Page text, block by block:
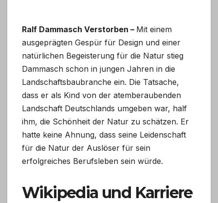
Ralf Dammasch Verstorben – Mit einem
ausgeprägten Gespür für Design und einer
natürlichen Begeisterung für die Natur stieg
Dammasch schon in jungen Jahren in die
Landschaftsbaubranche ein. Die Tatsache,
dass er als Kind von der atemberaubenden
Landschaft Deutschlands umgeben war, half
ihm, die Schönheit der Natur zu schätzen. Er
hatte keine Ahnung, dass seine Leidenschaft
für die Natur der Auslöser für sein
erfolgreiches Berufsleben sein würde.
Wikipedia und Karriere